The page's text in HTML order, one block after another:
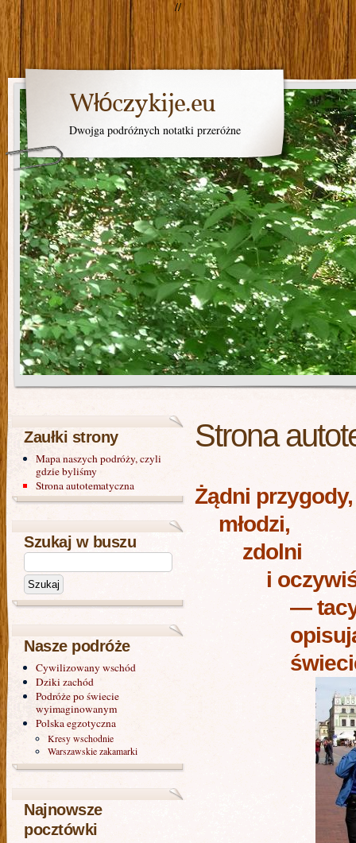
//
Włóczykije.eu
Dwojga podróżnych notatki przeróżne
Strona
Żądni przygody,
młodzi,
zdolni
i
—
Zaułki strony
Mapa naszych podróży, czyli
gdzie byliśmy
Strona autotematyczna
Szukaj w buszu
Nasze podróże
Cywilizowany wschód
Dziki zachód
Podróże po świecie
wyimaginowanym
Polska egzotyczna
Kresy wschodnie
Warszawskie zakamarki
Najnowsze
pocztówki